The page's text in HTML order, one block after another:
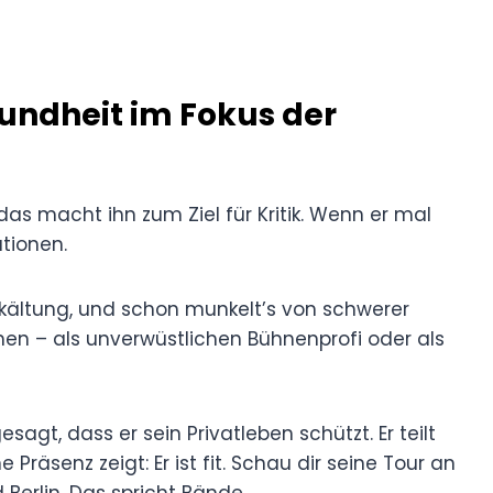
im Fokus der
macht ihn zum Ziel für Kritik. Wenn er mal
und schon munkelt’s von schwerer
– als unverwüstlichen Bühnenprofi oder als
dass er sein Privatleben schützt. Er teilt
zeigt: Er ist fit. Schau dir seine Tour an